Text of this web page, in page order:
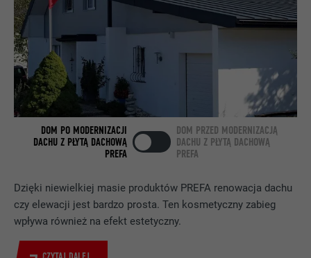
Dzięki niewielkiej masie produktów PREFA renowacja dachu
czy elewacji jest bardzo prosta. Ten kosmetyczny zabieg
wpływa również na efekt estetyczny.
DOM PO MODERNIZACJI
DACHU Z PŁYTĄ DACHOWĄ
PREFA
DOM PRZED MODERNIZACJĄ
DACHU Z PŁYTĄ DACHOWĄ
PREFA
PROCEDURA
CEL
Wykorzystuje usługę sieci
społecznościowej LinkedIn do
obserwowania stosowania wstawionych
usług
DOSTAWCA LinkedIn
PROCEDURA 2 lata